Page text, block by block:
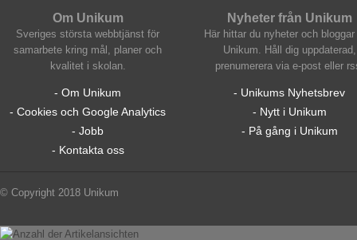
Om Unikum
Sveriges största webbtjänst för
samarbete kring mål, planer och
kvalitet i skolan.
- Om Unikum
- Cookies och Google Analytics
- Jobb
- Kontakta oss
Nyheter från Unikum
Här hittar du nyheter och bloggar
Unikum. Håll dig uppdaterad,
prenumerera via e-post eller
- Unikums Nyhetsbrev
- Nytt i Unikum
- På gång i Unikum
© Copyright 2018 Unikum